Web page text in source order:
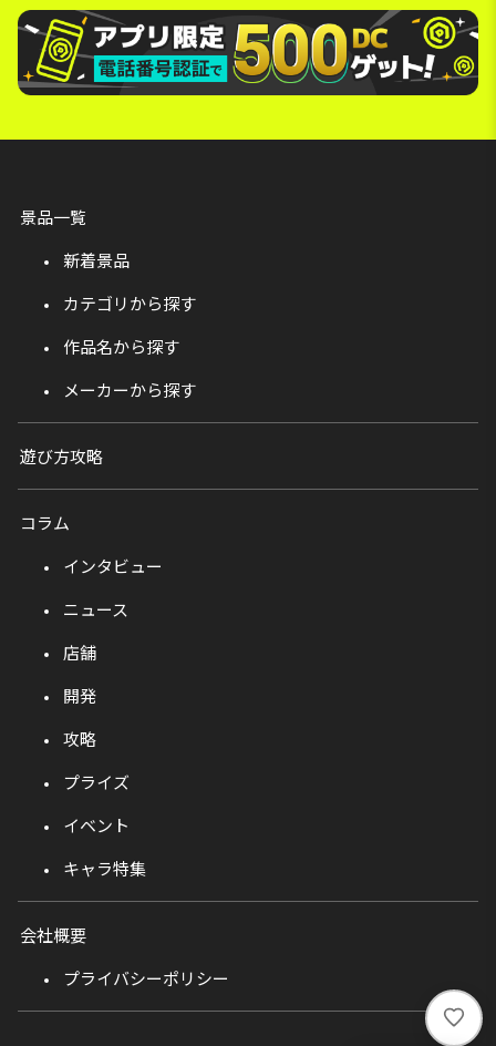
い
い
景品一覧
新着景品
カテゴリから探す
作品名から探す
メーカーから探す
遊び方攻略
コラム
インタビュー
ニュース
店舗
開発
攻略
プライズ
イベント
キャラ特集
会社概要
プライバシーポリシー